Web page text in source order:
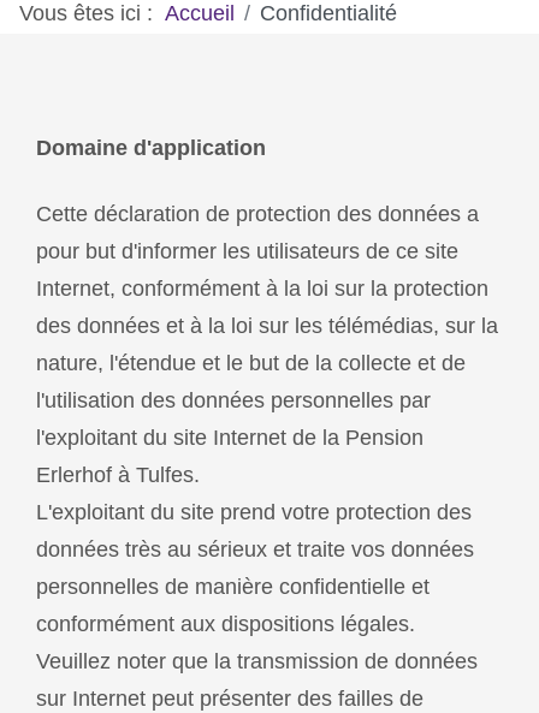
Vous êtes ici : Accueil Confidentialité
Domaine d'application
Cette déclaration de protection des données a
pour but d'informer les utilisateurs de ce site
Internet, conformément à la loi sur la protection
des données et à la loi sur les télémédias, sur la
nature, l'étendue et le but de la collecte et de
l'utilisation des données personnelles par
l'exploitant du site Internet de la Pension
Erlerhof à Tulfes.
L'exploitant du site prend votre protection des
données très au sérieux et traite vos données
personnelles de manière confidentielle et
conformément aux dispositions légales.
Veuillez noter que la transmission de données
sur Internet peut présenter des failles de